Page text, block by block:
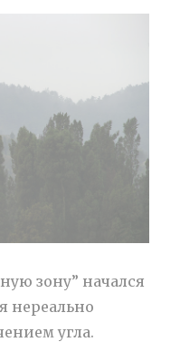
зону” начался
нереально
угла.